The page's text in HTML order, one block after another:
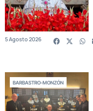
5 Agosto 2026
BARBASTRO-MONZÓN